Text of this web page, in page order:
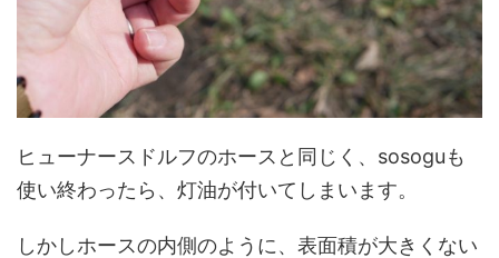
ヒューナースドルフのホースと同じく、sosoguも
使い終わったら、灯油が付いてしまいます。
しかしホースの内側のように、表面積が大きくない